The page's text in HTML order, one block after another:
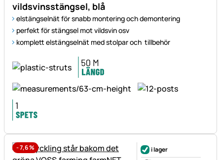
vildsvinsstängsel, blå
elstängselnät för snabb montering och demontering
perfekt för stängsel mot vildsvin osv
komplett elstängselnät med stolpar och tillbehör
-7,6%
i lager